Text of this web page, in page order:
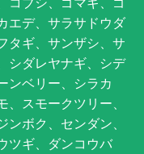
エデ、サラサドウダ
タギ、サンザシ、サ
シダレヤナギ、シデ
ンベリー、シラカ
スモークツリー、
ボク、センダン、
ツギ、ダンコウバ